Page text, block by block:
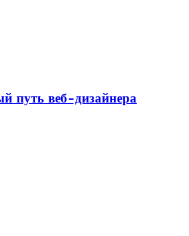
путь веб-дизайнера